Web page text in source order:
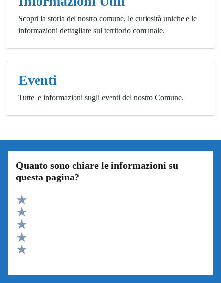
Scopri la storia del nostro comune, le curiosità uniche e le
informazioni dettagliate sul territorio comunale.
Eventi
Tutte le informazioni sugli eventi del nostro Comune.
Quanto sono chiare le informazioni su
questa pagina?
Valuta 5 stelle su 5
Valuta 4 stelle su 5
Valuta 3 stelle su 5
Valuta 2 stelle su 5